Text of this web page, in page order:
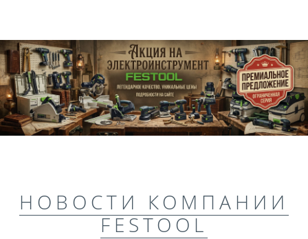
НОВОСТИ КОМПАНИИ
FESTOOL